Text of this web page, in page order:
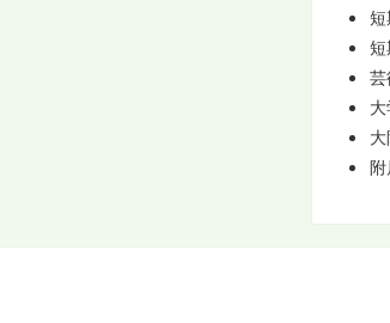
短
芸
附